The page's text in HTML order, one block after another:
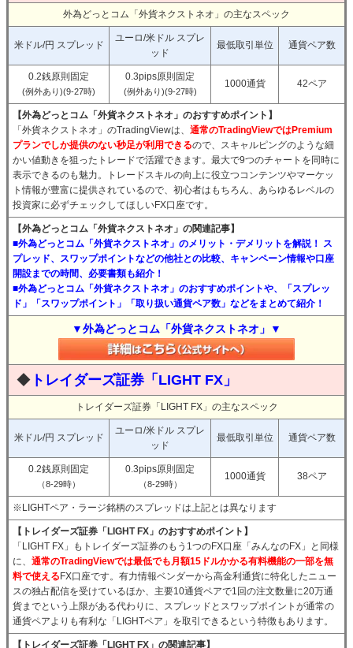
外為どっとコム「外貨ネクストネオ」の主なスペック
米ドル/円 スプレッド
ユーロ/米ドル スプレ
ッド
最低取引単位 通貨ペア数
0.2銭原則固定
(例外あり)(9-27時)
0.3pips原則固定
(例外あり)(9-27時)
1000通貨 42ペア
【外為どっとコム「外貨ネクストネオ」のおすすめポイント】
「外貨ネクストネオ」のTradingViewは、 通常のTradingViewではPremium
プランでしか提供のない秒足が利用できるので、スキャルピングのような細
かい値動きを狙ったトレードで活躍できます。最大で9つのチャートを同時に
表示できるのも魅力。トレードスキルの向上に役立つコンテンツやマーケッ
ト情報が豊富に提供されているので、初心者はもちろん、あらゆるレベルの
投資家に必ずチェックしてほしいFX口座です。
【外為どっとコム「外貨ネクストネオ」の関連記事】
■外為どっとコム「外貨ネクストネオ」のメリット・デメリットを解説！ ス
プレッド、スワップポイントなどの他社との比較、キャンペーン情報や口座
開設までの時間、必要書類も紹介！
■外為どっとコム「外貨ネクストネオ」のおすすめポイントや、「スプレッ
ド」「スワップポイント」「取り扱い通貨ペア数」などをまとめて紹介！
▼外為どっとコム「外貨ネクストネオ」▼
◆ トレイダーズ証券「LIGHT FX」
トレイダーズ証券「LIGHT FX」の主なスペック
米ドル/円 スプレッド
ユーロ/米ドル スプレ
ッド
最低取引単位 通貨ペア数
0.2銭原則固定
（8-29時）
0.3pips原則固定
（8-29時）
1000通貨 38ペア
※LIGHTペア・ラージ銘柄のスプレッドは上記とは異なります
【トレイダーズ証券「LIGHT FX」のおすすめポイント】
「LIGHT FX」もトレイダーズ証券のもう1つのFX口座「みんなのFX」と同様
に、 通常のTradingViewでは最低でも月額15ドルかかる有料機能の一部を無
料で使える FX口座です。有力情報ベンダーから高金利通貨に特化したニュー
スの独占配信を受けているほか、主要10通貨ペアで1回の注文数量に20万通
貨までという上限がある代わりに、スプレッドとスワップポイントが通常の
通貨ペアよりも有利な「LIGHTペア」を取引できるという特徴もあります。
【トレイダーズ証券「LIGHT FX」の関連記事】